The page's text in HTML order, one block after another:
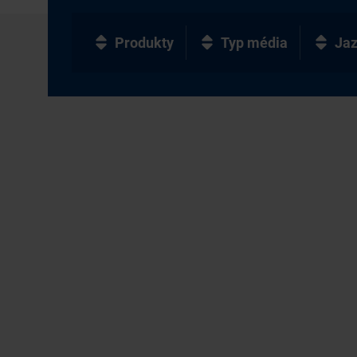
Produkty Typ média